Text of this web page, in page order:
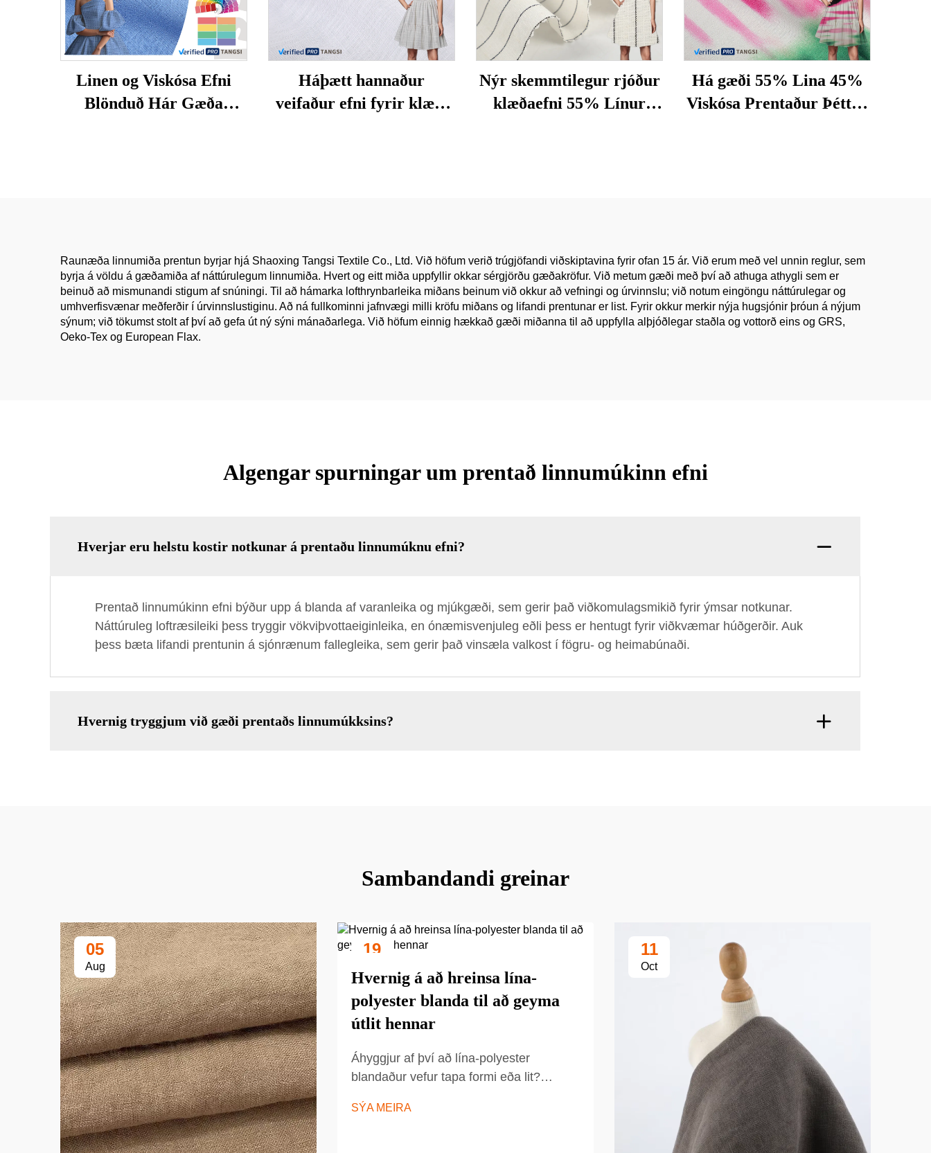
Linen og Viskósa Efni
Blönduð Hár Gæða
Háþætt hannaður
veifaður efni fyrir klæði
Nýr skemmtilegur rjóður
klæðaefni 55% Línur
Há gæði 55% Lina 45%
Viskósa Prentaður Þéttur
Raunæða linnumiða prentun byrjar hjá Shaoxing Tangsi Textile Co., Ltd. Við höfum verið trúgjöfandi viðskiptavina fyrir ofan 15 ár. Við erum með vel unnin reglur, sem
byrja á völdu á gæðamiða af náttúrulegum linnumiða. Hvert og eitt miða uppfyllir okkar sérgjörðu gæðakröfur. Við metum gæði með því að athuga athygli sem er
beinuð að mismunandi stigum af snúningi. Til að hámarka lofthrynbarleika miðans beinum við okkur að vefningi og úrvinnslu; við notum eingöngu náttúrulegar og
umhverfisvænar meðferðir í úrvinnslustiginu. Að ná fullkominni jafnvægi milli kröfu miðans og lifandi prentunar er list. Fyrir okkur merkir nýja hugsjónir þróun á nýjum
sýnum; við tökumst stolt af því að gefa út ný sýni mánaðarlega. Við höfum einnig hækkað gæði miðanna til að uppfylla alþjóðlegar staðla og vottorð eins og GRS,
Oeko-Tex og European Flax.
Algengar spurningar um prentað linnumúkinn efni
Hverjar eru helstu kostir notkunar á prentaðu linnumúknu efni?
Prentað linnumúkinn efni býður upp á blanda af varanleika og mjúkgæði, sem gerir það viðkomulagsmikið fyrir ýmsar notkunar.
Náttúruleg loftræsileiki þess tryggir vökviþvottaeiginleika, en ónæmisvenjuleg eðli þess er hentugt fyrir viðkvæmar húðgerðir. Auk
þess bæta lifandi prentunin á sjónrænum fallegleika, sem gerir það vinsæla valkost í fögru- og heimabúnaði.
Hvernig tryggjum við gæði prentaðs linnumúkksins?
Sambandandi greinar
05
Aug
19
Hvernig á að hreinsa lína-
polyester blanda til að geyma
útlit hennar
Áhyggjur af því að lína-polyester
blandaður vefur tapa formi eða lit?
frísku, koma í veg fyrir rafi og lengja
SÝA MEIRA
11
Oct